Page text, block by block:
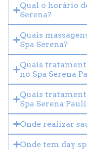
Qual o horário
Serena?
Quais
Spa Serena?
Quais
no Spa Serena
Quais
Spa Serena
Onde realizar
Onde tem day